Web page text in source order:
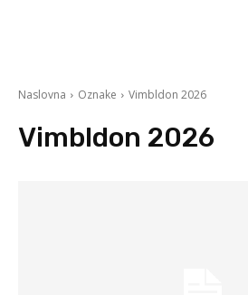
Naslovna Oznake Vimbldon 2026
Vimbldon 2026